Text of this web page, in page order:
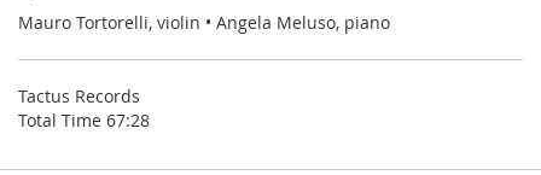
Mauro Tortorelli, violin • Angela Meluso, piano
Tactus Records
Total Time 67:28